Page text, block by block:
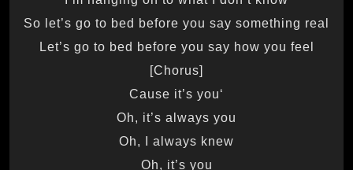
So let’s go to bed before you say something real
Let’s go to bed before you say how you feel
[Chorus]
‘Cause it’s you
Oh, it’s always you
Oh, I always knew
Oh, it’s you